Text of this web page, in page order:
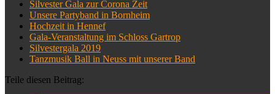
Silvester Gala zur Corona Zeit
Unsere Partyband in Bornheim
Hochzeit in Hennef
Gala-Veranstaltung im Schloss Gartrop
Silvestergala 2019
Tanzmusik Ball in Neuss mit unserer Band
Teile diesen Beitrag: